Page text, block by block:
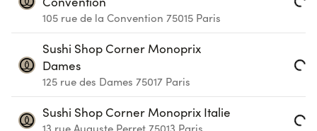
105 rue de la Convention 75015 Paris Loading...
Sushi Shop Corner Monoprix
Dames
125 rue des Dames 75017 Paris Loading...
Sushi Shop Corner Monoprix Italie
13 rue Auguste Perret 75013 Paris